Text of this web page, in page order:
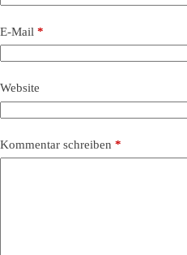
E-Mail *
Website
Kommentar schreiben *